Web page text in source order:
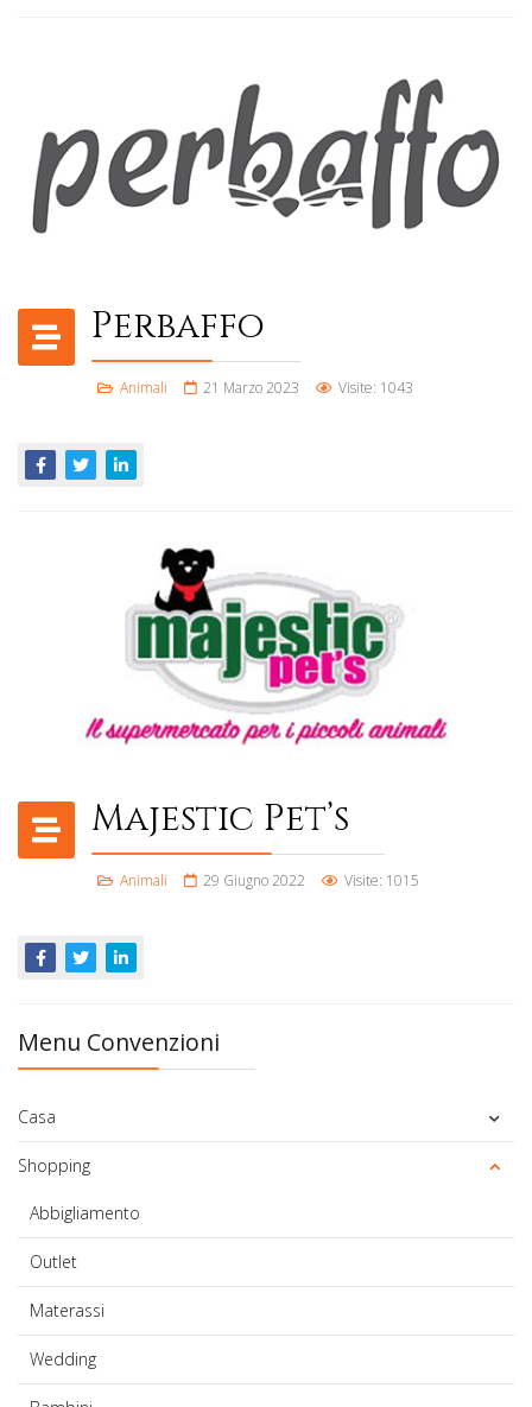
Perbaffo
Animali 21 Marzo 2023 Visite: 1043
Majestic Pet’s
Animali 29 Giugno 2022 Visite: 1015
Menu Convenzioni
Casa
Shopping
Abbigliamento
Outlet
Materassi
Wedding